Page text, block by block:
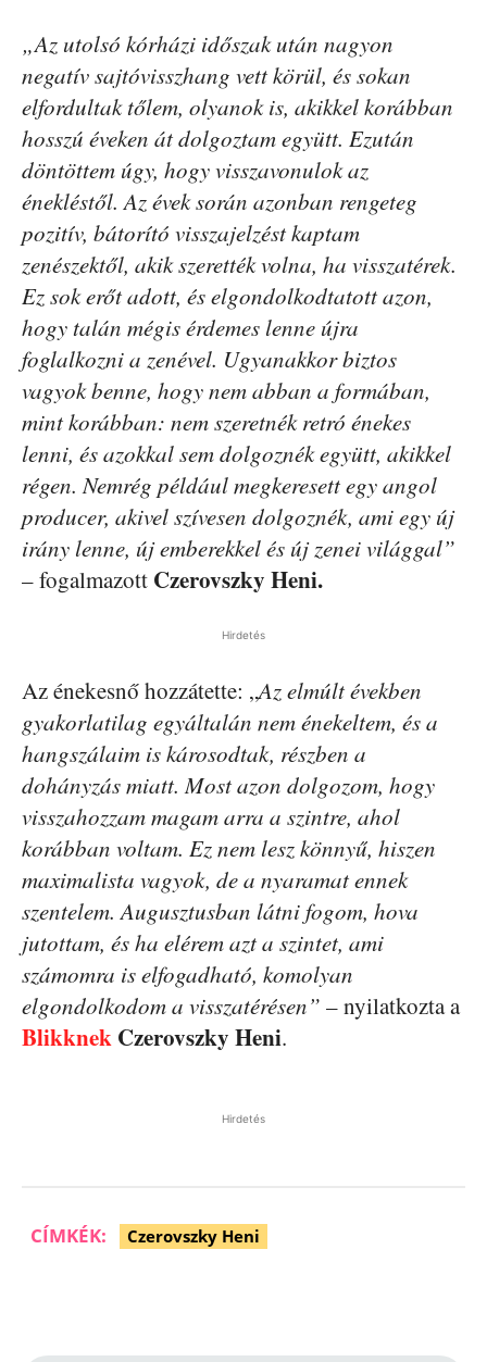
„Az utolsó kórházi időszak után nagyon
negatív sajtóvisszhang vett körül, és sokan
elfordultak tőlem, olyanok is, akikkel korábban
hosszú éveken át dolgoztam együtt. Ezután
döntöttem úgy, hogy visszavonulok az
énekléstől. Az évek során azonban rengeteg
pozitív, bátorító visszajelzést kaptam
zenészektől, akik szerették volna, ha visszatérek.
Ez sok erőt adott, és elgondolkodtatott azon,
hogy talán mégis érdemes lenne újra
foglalkozni a zenével. Ugyanakkor biztos
vagyok benne, hogy nem abban a formában,
mint korábban: nem szeretnék retró énekes
lenni, és azokkal sem dolgoznék együtt, akikkel
régen. Nemrég például megkeresett egy angol
producer, akivel szívesen dolgoznék, ami egy új
irány lenne, új emberekkel és új zenei világgal”
– fogalmazott Czerovszky Heni.
Hirdetés
Az énekesnő hozzátette: „Az elmúlt években
gyakorlatilag egyáltalán nem énekeltem, és a
hangszálaim is károsodtak, részben a
dohányzás miatt. Most azon dolgozom, hogy
visszahozzam magam arra a szintre, ahol
korábban voltam. Ez nem lesz könnyű, hiszen
maximalista vagyok, de a nyaramat ennek
szentelem. Augusztusban látni fogom, hova
jutottam, és ha elérem azt a szintet, ami
számomra is elfogadható, komolyan
elgondolkodom a visszatérésen” – nyilatkozta a
Blikknek Czerovszky Heni.
Hirdetés
CÍMKÉK: Czerovszky Heni